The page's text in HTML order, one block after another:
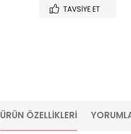
TAVSIYE ET
ÜRÜN ÖZELLIKLERI